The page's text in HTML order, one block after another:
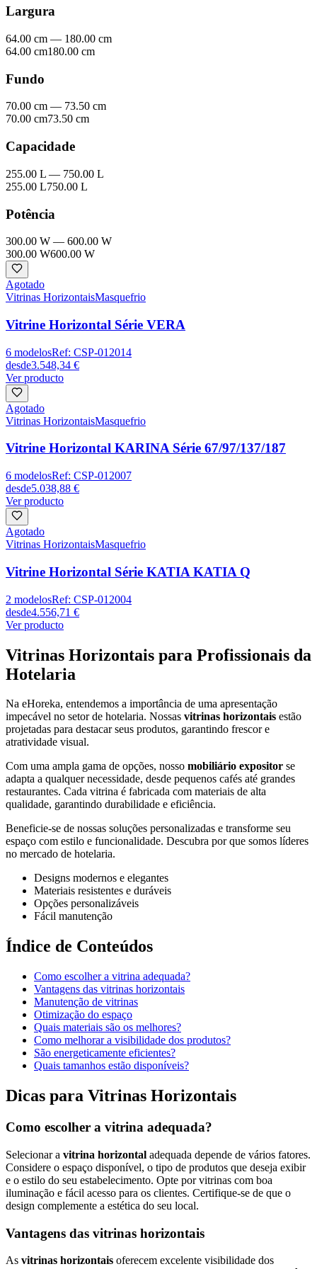
Largura
64.00 cm — 180.00 cm
64.00 cm180.00 cm
Fundo
70.00 cm — 73.50 cm
70.00 cm73.50 cm
Capacidade
255.00 L — 750.00 L
255.00 L750.00 L
Potência
300.00 W — 600.00 W
300.00 W600.00 W
Agotado
Vitrinas HorizontaisMasquefrio
Vitrine Horizontal Série VERA
6 modelosRef: CSP-012014
desde3.548,34 €
Ver producto
Agotado
Vitrinas HorizontaisMasquefrio
Vitrine Horizontal KARINA Série 67/97/137/187
6 modelosRef: CSP-012007
desde5.038,88 €
Ver producto
Agotado
Vitrinas HorizontaisMasquefrio
Vitrine Horizontal Série KATIA KATIA Q
2 modelosRef: CSP-012004
desde4.556,71 €
Ver producto
Vitrinas Horizontais para Profissionais da
Hotelaria
Na eHoreka, entendemos a importância de uma apresentação
impecável no setor de hotelaria. Nossas vitrinas horizontais estão
projetadas para destacar seus produtos, garantindo frescor e
atratividade visual.
Com uma ampla gama de opções, nosso mobiliário expositor se
adapta a qualquer necessidade, desde pequenos cafés até grandes
restaurantes. Cada vitrina é fabricada com materiais de alta
qualidade, garantindo durabilidade e eficiência.
Beneficie-se de nossas soluções personalizadas e transforme seu
espaço com estilo e funcionalidade. Descubra por que somos líderes
no mercado de hotelaria.
Designs modernos e elegantes
Materiais resistentes e duráveis
Opções personalizáveis
Fácil manutenção
Índice de Conteúdos
Como escolher a vitrina adequada?
Vantagens das vitrinas horizontais
Manutenção de vitrinas
Otimização do espaço
Quais materiais são os melhores?
Como melhorar a visibilidade dos produtos?
São energeticamente eficientes?
Quais tamanhos estão disponíveis?
Dicas para Vitrinas Horizontais
Como escolher a vitrina adequada?
Selecionar a vitrina horizontal adequada depende de vários fatores.
Considere o espaço disponível, o tipo de produtos que deseja exibir
e o estilo do seu estabelecimento. Opte por vitrinas com boa
iluminação e fácil acesso para os clientes. Certifique-se de que o
design complemente a estética do seu local.
Vantagens das vitrinas horizontais
As vitrinas horizontais oferecem excelente visibilidade dos